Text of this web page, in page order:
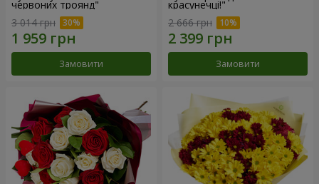
червоних троянд"
3 014 грн
Замовити
красунечці!"
2 666 грн
Замовити